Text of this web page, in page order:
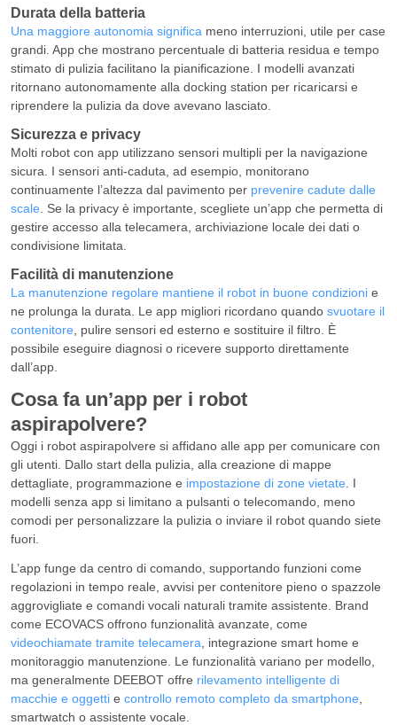
Durata della batteria
Una maggiore autonomia significa meno interruzioni, utile per case
grandi. App che mostrano percentuale di batteria residua e tempo
stimato di pulizia facilitano la pianificazione. I modelli avanzati
ritornano autonomamente alla docking station per ricaricarsi e
riprendere la pulizia da dove avevano lasciato.
Sicurezza e privacy
Molti robot con app utilizzano sensori multipli per la navigazione
sicura. I sensori anti-caduta, ad esempio, monitorano
continuamente l’altezza dal pavimento per prevenire cadute dalle
scale . Se la privacy è importante, scegliete un’app che permetta di
gestire accesso alla telecamera, archiviazione locale dei dati o
condivisione limitata.
Facilità di manutenzione
La manutenzione regolare mantiene il robot in buone condizioni e
ne prolunga la durata. Le app migliori ricordano quando svuotare il
contenitore , pulire sensori ed esterno e sostituire il filtro. È
possibile eseguire diagnosi o ricevere supporto direttamente
dall’app.
Cosa fa un’app per i robot
aspirapolvere?
Oggi i robot aspirapolvere si affidano alle app per comunicare con
gli utenti. Dallo start della pulizia, alla creazione di mappe
dettagliate, programmazione e impostazione di zone vietate . I
modelli senza app si limitano a pulsanti o telecomando, meno
comodi per personalizzare la pulizia o inviare il robot quando siete
fuori.
L’app funge da centro di comando, supportando funzioni come
regolazioni in tempo reale, avvisi per contenitore pieno o spazzole
aggrovigliate e comandi vocali naturali tramite assistente. Brand
come ECOVACS offrono funzionalità avanzate, come
videochiamate tramite telecamera , integrazione smart home e
monitoraggio manutenzione. Le funzionalità variano per modello,
ma generalmente DEEBOT offre rilevamento intelligente di
macchie e oggetti e controllo remoto completo da smartphone
smartwatch o assistente vocale.